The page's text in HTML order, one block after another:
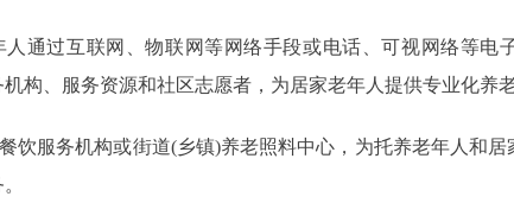
过互联网、物联网等网络手段或电话、可视网络等电
构、服务资源和社区志愿者，为居家老年人提供专业化养老
服务机构或街道(乡镇)养老照料中心，为托养老年人和居